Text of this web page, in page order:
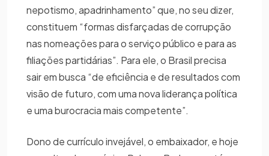
nepotismo, apadrinhamento” que, no seu dizer,
constituem “formas disfarçadas de corrupção
nas nomeações para o serviço público e para as
filiações partidárias”. Para ele, o Brasil precisa
sair em busca “de eficiência e de resultados com
visão de futuro, com uma nova liderança política
e uma burocracia mais competente”.
Dono de currículo invejável, o embaixador, e hoje